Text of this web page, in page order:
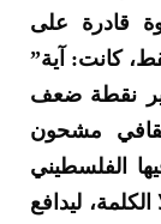
قادرة على
كانت: آية”
نقطة ضعف
مشحون
الفلسطيني
ليدافع